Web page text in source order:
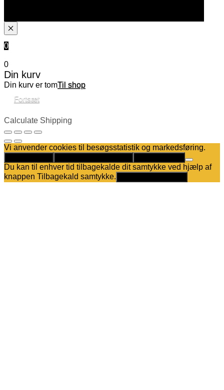
0
0
Din kurv
Din kurv er tomTil shop
Fortsæt
Calculate Shipping
Vi anvender cookies til besøgsstatistik og markedsføring.
Du kan til enhver tid tilbagekalde dit samtykke ved hjælp af
knappen Tilbagekald samtykke.